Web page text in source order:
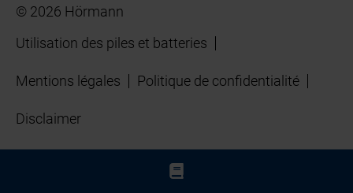
© 2026 Hörmann
Utilisation des piles et batteries
Mentions légales Politique de confidentialité
Disclaimer